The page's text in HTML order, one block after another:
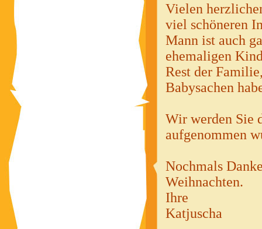
Vielen
viel schöneren
Mann ist auch
ehemaligen
Rest der
Babysachen
Wir werden Sie
aufgenommen
Nochmals
Weihnachten.
Ihre
Katjuscha